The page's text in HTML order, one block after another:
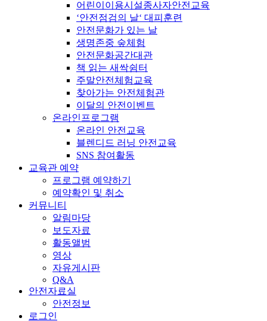
어린이이용시설종사자안전교육
‘안전점검의 날‘ 대피훈련
안전문화가 있는 날
생명존중 숲체험
안전문화공간대관
책 읽는 새싹쉼터
주말안전체험교육
찾아가는 안전체험관
이달의 안전이벤트
온라인프로그램
온라인 안전교육
블렌디드 러닝 안전교육
SNS 참여활동
교육관 예약
프로그램 예약하기
예약확인 및 취소
커뮤니티
알림마당
보도자료
활동앨범
영상
자유게시판
Q&A
안전자료실
안전정보
로그인